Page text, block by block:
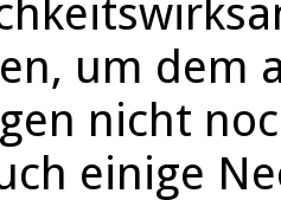
um dem
nicht
einige